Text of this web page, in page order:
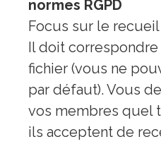
normes RGPD
Focus sur le
Il doit correspondre
fichier (vous ne
par défaut). Vous
vos membres quel
ils acceptent de